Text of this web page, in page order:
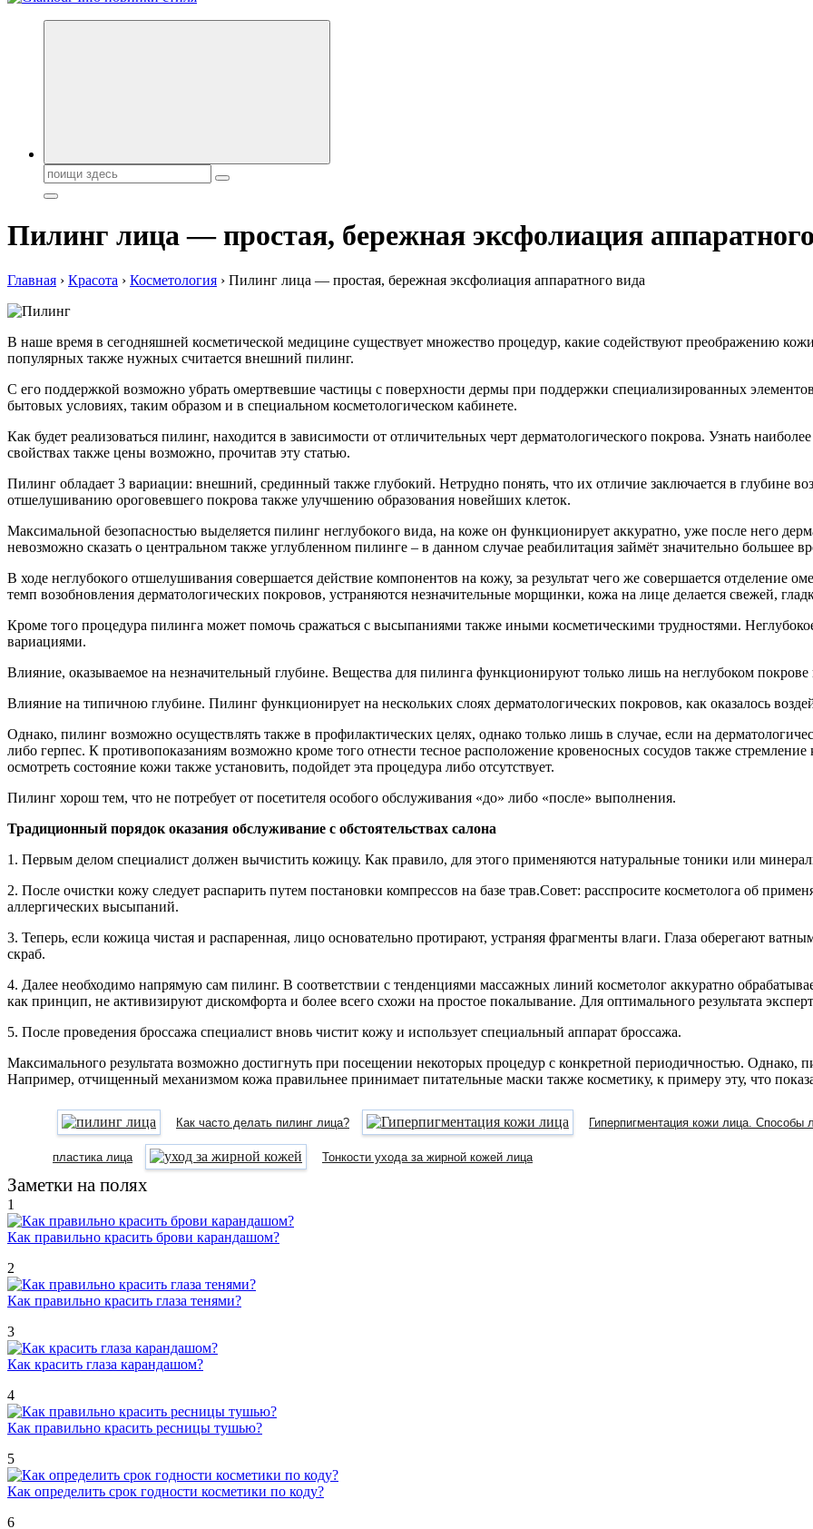
Секреты молодости, красоты и долголетия. Гламурный журнал Всё для женщин
Поиск:
Пилинг лица — простая, бережная эксфолиация
Главная › Красота › Косметология › Пилинг лица — простая, бережная эксфолиация аппаратного вида
В наше время в сегодняшней косметической медицине существует множество процедур, какие содействуют преображению
популярных также нужных считается внешний пилинг.
С его поддержкой возможно убрать омертвевшие частицы с поверхности дермы при поддержки специализированных
бытовых условиях, таким образом и в специальном косметологическом кабинете.
Как будет реализоваться пилинг, находится в зависимости от отличительных черт дерматологического покрова. Узнать
свойствах также цены возможно, прочитав эту статью.
Пилинг обладает 3 вариации: внешний, срединный также глубокий. Нетрудно понять, что их отличие заключается в глубине
отшелушиванию ороговевшего покрова также улучшению образования новейших клеток.
Максимальной безопасностью выделяется пилинг неглубокого вида, на коже он функционирует аккуратно, уже после него
невозможно сказать о центральном также углубленном пилинге – в данном случае реабилитация займёт значительно большее
В ходе неглубокого отшелушивания совершается действие компонентов на кожу, за результат чего же совершается отделение
темп возобновления дерматологических покровов, устраняются незначительные морщинки, кожа на лице делается свежей,
Кроме того процедура пилинга может помочь сражаться с высыпаниями также иными косметическими трудностями.
вариациями.
Влияние, оказываемое на незначительный глубине. Вещества для пилинга функционируют только лишь на неглубоком
Влияние на типичною глубине. Пилинг функционирует на нескольких слоях дерматологических покровов, как оказалось
Однако, пилинг возможно осуществлять также в профилактических целях, однако только лишь в случае, если на
либо герпес. К противопоказаниям возможно кроме того отнести тесное расположение кровеносных сосудов также
осмотреть состояние кожи также установить, подойдет эта процедура либо отсутствует.
Пилинг хорош тем, что не потребует от посетителя особого обслуживания «до» либо «после» выполнения.
Традиционный порядок оказания обслуживание с обстоятельствах салона
1. Первым делом специалист должен вычистить кожицу. Как правило, для этого применяются натуральные тоники или
2. После очистки кожу следует распарить путем постановки компрессов на базе трав.Совет: расспросите косметолога об
аллергических высыпаний.
3. Теперь, если кожица чистая и распаренная, лицо основательно протирают, устраняя фрагменты влаги. Глаза оберегают
скраб.
4. Далее необходимо напрямую сам пилинг. В соответствии с тенденциями массажных линий косметолог аккуратно
как принцип, не активизируют дискомфорта и более всего схожи на простое покалывание. Для оптимального результата
5. После проведения броссажа специалист вновь чистит кожу и использует специальный аппарат броссажа.
Максимального результата возможно достигнуть при посещении некоторых процедур с конкретной периодичностью. Однако,
Например, отчищенный механизмом кожа правильнее принимает питательные маски также косметику, к примеру эту, что
Как часто делать пилинг лица? Гиперпигментация кожи лица. Способы
пластика лица Тонкости ухода за жирной кожей лица
Заметки на полях
1
Как правильно красить брови карандашом?
2
Как правильно красить глаза тенями?
3
Как красить глаза карандашом?
4
Как правильно красить ресницы тушью?
5
Как определить срок годности косметики по коду?
6